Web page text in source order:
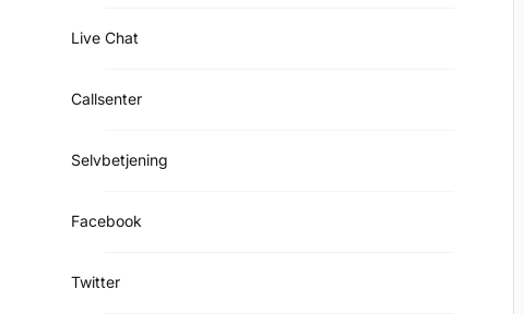
Live Chat
Callsenter
Selvbetjening
Facebook
Twitter